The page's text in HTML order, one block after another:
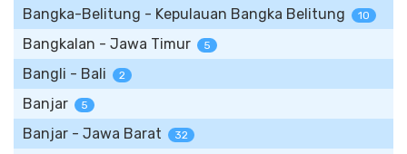
Bangka-Belitung - Kepulauan Bangka Belitung 10
Bangkalan - Jawa Timur 5
Bangli - Bali 2
Banjar 5
Banjar - Jawa Barat 32